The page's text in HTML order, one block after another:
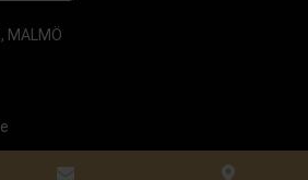
MALMÖ